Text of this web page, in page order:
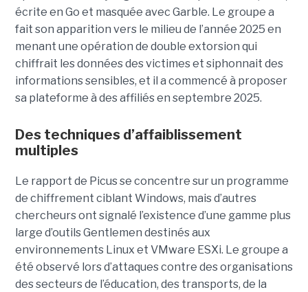
écrite en Go et masquée avec Garble. Le groupe a
fait son apparition vers le milieu de l’année 2025 en
menant une opération de double extorsion qui
chiffrait les données des victimes et siphonnait des
informations sensibles, et il a commencé à proposer
sa plateforme à des affiliés en septembre 2025.
Des techniques d’affaiblissement
multiples
Le rapport de Picus se concentre sur un programme
de chiffrement ciblant Windows, mais d’autres
chercheurs ont signalé l’existence d’une gamme plus
large d’outils Gentlemen destinés aux
environnements Linux et VMware ESXi. Le groupe a
été observé lors d’attaques contre des organisations
des secteurs de l’éducation, des transports, de la